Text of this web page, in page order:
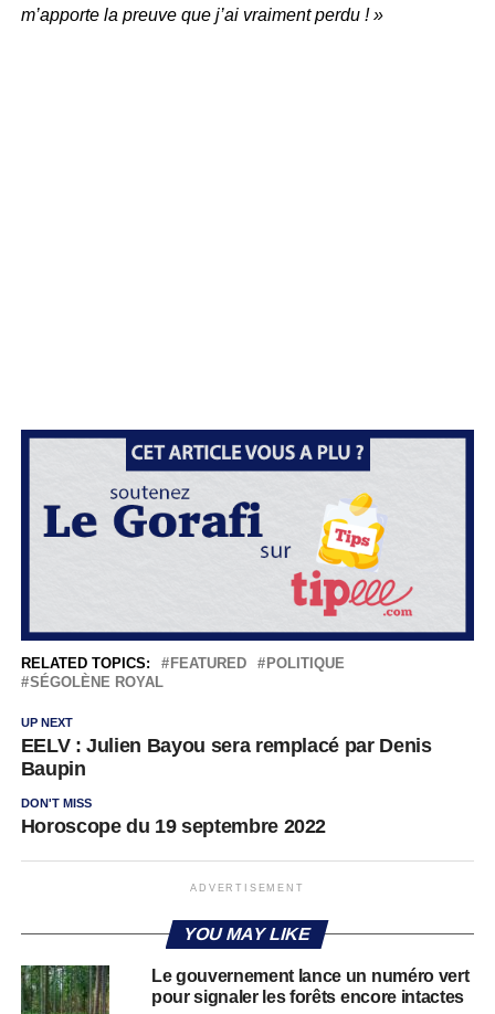
m’apporte la preuve que j’ai vraiment perdu ! »
RELATED TOPICS: FEATURED
POLITIQUE
SÉGOLÈNE ROYAL
UP NEXT
EELV : Julien Bayou sera remplacé par Denis
Baupin
DON'T MISS
Horoscope du 19 septembre 2022
ADVERTISEMENT
YOU MAY LIKE
Le gouvernement lance un numéro vert
pour signaler les forêts encore intactes